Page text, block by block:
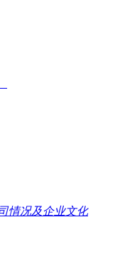
情况及企业文化